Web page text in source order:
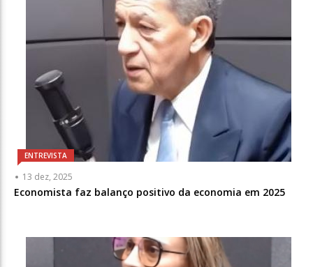
ENTREVISTA
13 dez, 2025
Economista faz balanço positivo da economia em 2025